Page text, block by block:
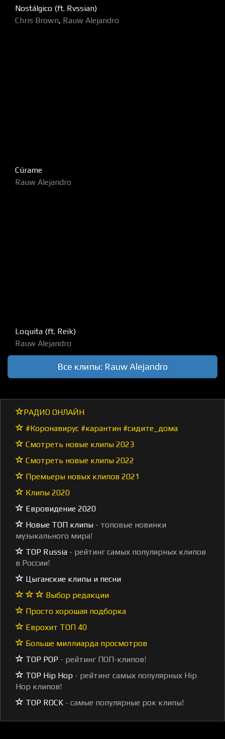
Nostálgico (ft. Rvssian)
Chris Brown, Rauw Alejandro
Cúrame
Rauw Alejandro
Loquita (ft. Reik)
Rauw Alejandro
Все клипы: Rauw Alejandro
РАДИО ОНЛАЙН
#Коронавирус #карантин #сидите_дома
Смотреть новые клипы 2023
Смотреть новые клипы 2022
Премьеры новых клипов 2021
Клипы 2020
Евровидение 2020
Новые ТОП клипы - топовые новинки
музыкального мира!
TOP Russia - рейтинг самых популярных клипов
в России!
Цыганские клипы и песни
Выбор редакции
Просто хорошая подборка
Еврохит ТОП 40
Больше миллиарда просмотров
TOP POP - рейтинг ПОП-клипов!
TOP Hip Hop - рейтинг самых популярных Hip
Hop клипов!
TOP ROCK - самые популярные рок клипы!